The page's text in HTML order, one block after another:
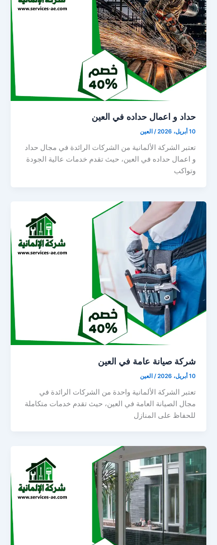
حداد و اعمال حداده في العين
10 أبريل، 2026 / العين
تعتبر الشركة الألمانية من الشركات الرائدة في مجال حداد
و اعمال حداده في العين، حيث تقدم خدمات عالية الجودة
وتواكب
شركة صيانة عامة في العين
10 أبريل، 2026 /العين
تعتبر الشركة الألمانية واحدة من الشركات الرائدة في
مجال الصيانة العامة في العين، حيث تقدم خدمات متكاملة
للحفاظ على المنازل